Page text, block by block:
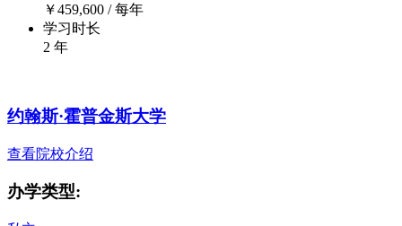
￥459,600 / 每年
学习时长
2 年
约翰斯·霍普金斯大学
查看院校介绍
办学类型: